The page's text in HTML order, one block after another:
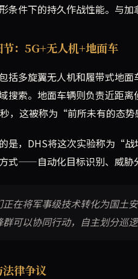
条件下的持久作战性能。与
：5G+无人机+地面车
括多旋翼无人机和履带式地
搜索。地面车辆则负责近距
，这被称为“前所未有的态势
是，DHS将这次实验称为“
式——自动化目标识别、威胁
正在将军事级技术转化为国
群可以协同行动，自主划分巡
律争议